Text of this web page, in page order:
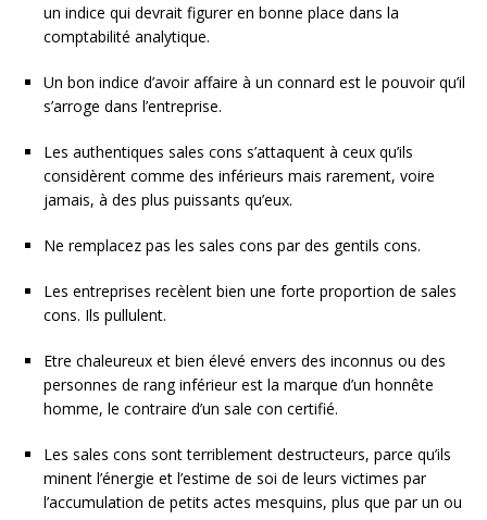
un indice qui devrait figurer en bonne place dans la
comptabilité analytique.
Un bon indice d’avoir affaire à un connard est le pouvoir qu’il
s’arroge dans l’entreprise.
Les authentiques sales cons s’attaquent à ceux qu’ils
considèrent comme des inférieurs mais rarement, voire
jamais, à des plus puissants qu’eux.
Ne remplacez pas les sales cons par des gentils cons.
Les entreprises recèlent bien une forte proportion de sales
cons. Ils pullulent.
Etre chaleureux et bien élevé envers des inconnus ou des
personnes de rang inférieur est la marque d’un honnête
homme, le contraire d’un sale con certifié.
Les sales cons sont terriblement destructeurs, parce qu’ils
minent l’énergie et l’estime de soi de leurs victimes par
l’accumulation de petits actes mesquins, plus que par un ou